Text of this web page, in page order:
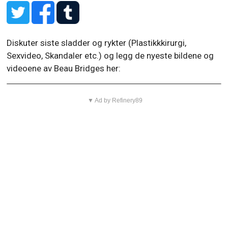
videoene av Beau Bridges her:
▼ Ad by Refinery89